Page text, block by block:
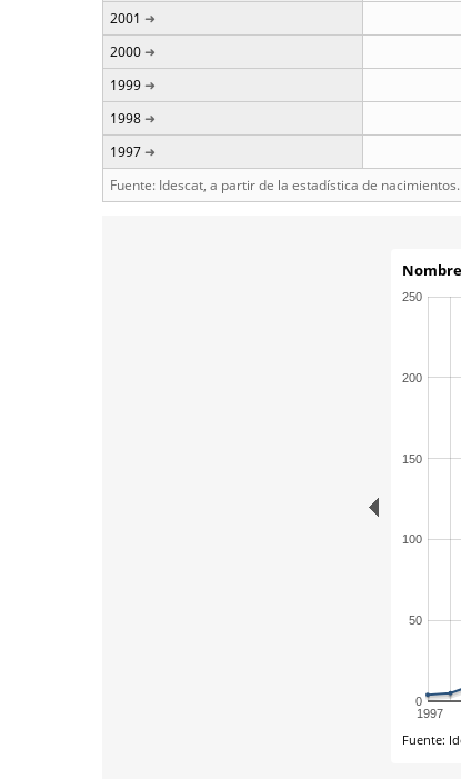
2001
2000
1999
1998
1997
Fuente: Idescat, a partir de la estadística de nacimientos.